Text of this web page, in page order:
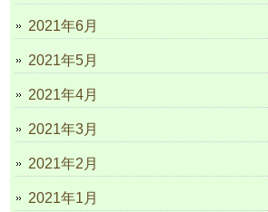
2021年6月
2021年5月
2021年4月
2021年3月
2021年2月
2021年1月